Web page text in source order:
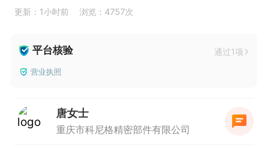
更新：1小时前 浏览：4757次
平台核验 通过1项
营业执照
唐女士
重庆市科尼格精密部件有限公司